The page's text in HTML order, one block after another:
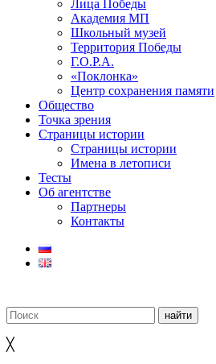
Лица Победы
Академия МП
Школьный музей
Территория Победы
Г.О.Р.А.
«Поклонка»
Центр сохранения памяти
Общество
Точка зрения
Страницы истории
Страницы истории
Имена в летописи
Тесты
Об агентстве
Партнеры
Контакты
╳